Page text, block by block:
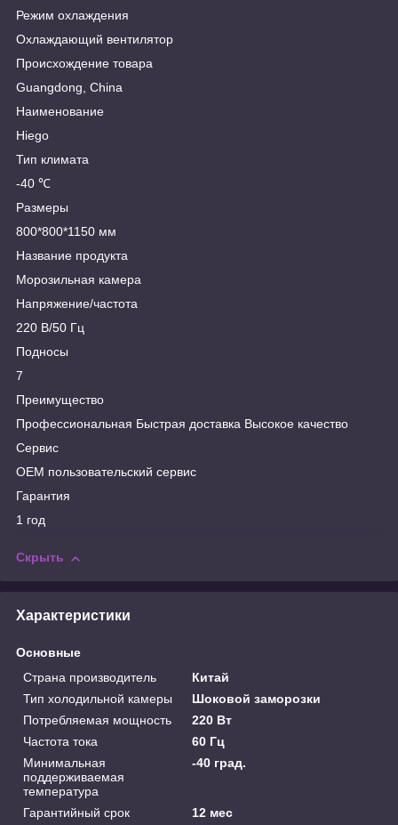
Режим охлаждения
Охлаждающий вентилятор
Происхождение товара
Guangdong, China
Наименование
Hiego
Тип климата
-40 ℃
Размеры
800*800*1150 мм
Название продукта
Морозильная камера
Напряжение/частота
220 В/50 Гц
Подносы
7
Преимущество
Профессиональная Быстрая доставка Высокое качество
Сервис
OEM пользовательский сервис
Гарантия
1 год
Скрыть
Характеристики
Основные
Страна производитель
Китай
Тип холодильной камеры
Шоковой заморозки
Потребляемая мощность
220 Вт
Частота тока
60 Гц
Минимальная
поддерживаемая
температура
-40 град.
Гарантийный срок
12 мес